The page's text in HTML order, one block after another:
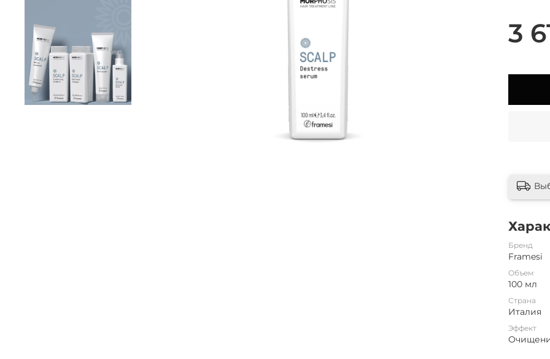
3
Бренд
Framesi
Объем
100 мл
Страна
Италия
Эффект